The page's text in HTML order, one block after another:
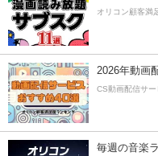
オリコン顧客満
2026年動画
CS動画配信サ
毎週の音楽